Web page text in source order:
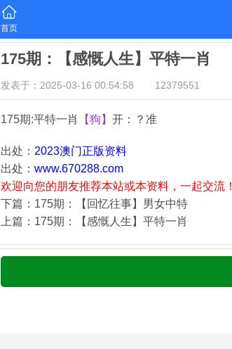
首页
175期：【感慨人生】平特一肖
发表于：2025-03-16 00:54:58 12379551
175期:平特一肖 【狗】 开：？准
出处： 2023澳门正版资料
出处： www.670288.com
欢迎向您的朋友推荐本站或本资料，一起交流！
下篇：175期：【回忆往事】男女中特
上篇：175期：【感慨人生】平特一肖